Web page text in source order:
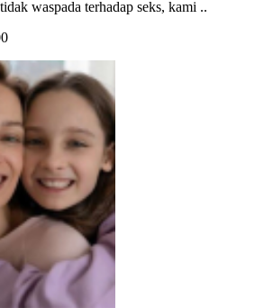
waspada terhadap seks, kami ..